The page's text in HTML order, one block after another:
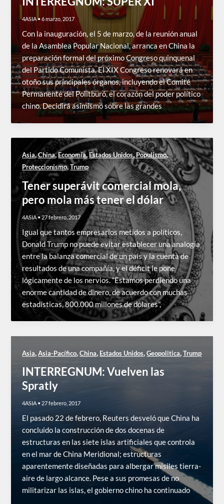
4ASIA•6 marzo, 2017
Con la inauguración, el 5 de marzo, de la reunión anual
de la Asamblea Popular Nacional, arranca en China la
preparación formal del próximo Congreso quinquenal
del Partido Comunista. El XIX Congreso renovará en
otoño sus principales órganos, incluyendo el Comité
Permanente del Politburó, el corazón del poder político
chino. Decidirá asimismo sobre las grandes
Asia,China,Economía,Estados Unidos,Populismo,
Proteccionismo,Trump
Tener superávit comercial mola,
pero mola más tener el dólar
4ASIA•27 febrero, 2017
Igual que tantos empresarios metidos a políticos,
Donald Trump no puede evitar establecer una analogía
entre la balanza comercial de un país y la cuenta de
resultados de una compañía, y el déficit le pone
lógicamente de los nervios. “Estamos perdiendo una
enorme cantidad de dinero, de acuerdo con muchas
estadísticas, 800.000 millones de dólares”,
Asia,Asia-Pacífico,China, Estados Unidos,Geopolitica,Trump
INTERREGNUM: Vuelven las
Spratly
4ASIA • 27 febrero, 2017
El pasado 22 de febrero, Reuters desveló que China ha
concluido la construcción de dos docenas de
estructuras en las siete islas artificiales que controla
en el mar de China Meridional; estructuras
aparentemente diseñadas para albergar misiles tierra-
aire de largo alcance. Pese a sus promesas de no
militarizar las islas, el gobierno chino ha continuado